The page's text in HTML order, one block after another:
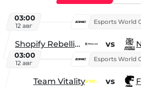
03:00
12 авг
Shopify Rebellion vs
03:00
12 авг
Team Vitality vs